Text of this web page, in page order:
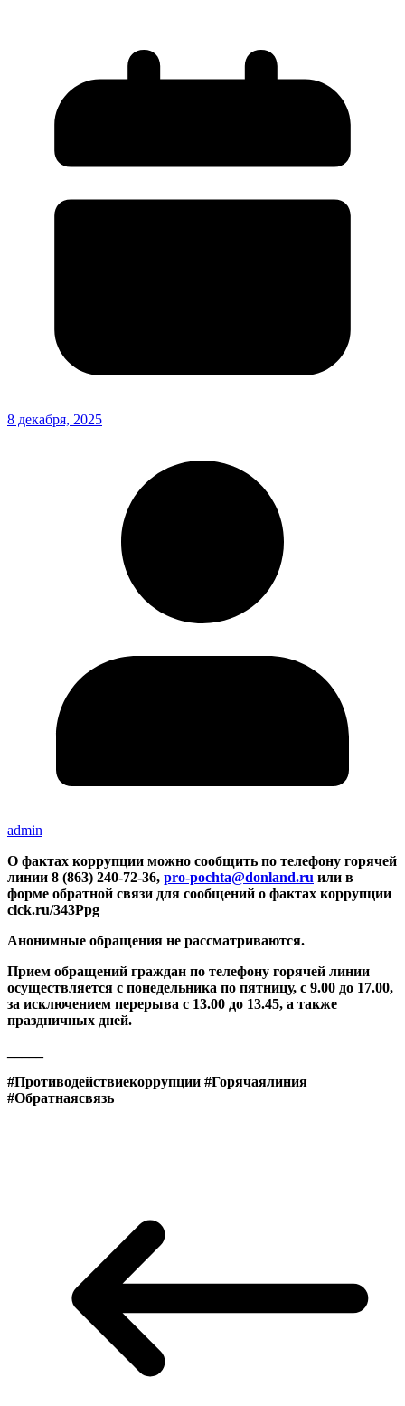
8 декабря, 2025
admin
О фактах коррупции можно сообщить по телефону горячей
линии 8 (863) 240-72-36, pro-pochta@donland.ru или в
форме обратной связи для сообщений о фактах коррупции
clck.ru/343Ppg
Анонимные обращения не рассматриваются.
Прием обращений граждан по телефону горячей линии
осуществляется с понедельника по пятницу, с 9.00 до 17.00,
за исключением перерыва с 13.00 до 13.45, а также
праздничных дней.
#Противодействиекоррупции #Горячаялиния
#Обратнаясвязь